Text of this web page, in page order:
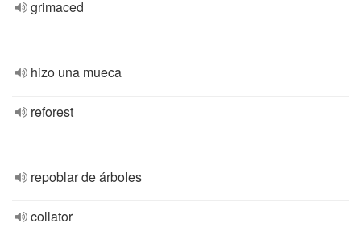
grimaced
hizo una mueca
reforest
repoblar de árboles
collator